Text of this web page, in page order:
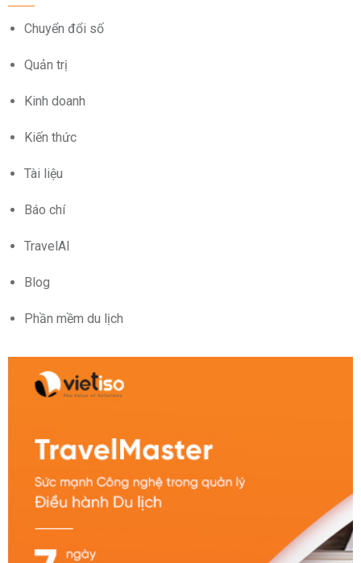
Chuyển đổi số
Quản trị
Kinh doanh
Kiến thức
Tài liệu
Báo chí
TravelAI
Blog
Phần mềm du lịch